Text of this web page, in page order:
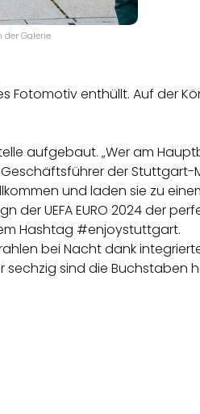
Galerie.
Fotomotiv enthüllt. Auf der
aufgebaut. „Wer am
der Stuttgart-
und laden sie zu
UEFA EURO 2024 der
Hashtag #enjoystuttgart.
bei Nacht dank
sechzig sind die Buchstaben